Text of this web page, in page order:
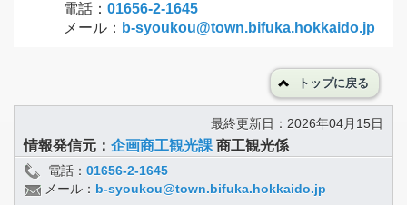
電話： 01656-2-1645
メール： b-syoukou@town.bifuka.hokkaido.jp
トップに戻る
最終更新日：2026年04月15日
情報発信元： 企画商工観光課 商工観光係
電話： 01656-2-1645
メール： b-syoukou@town.bifuka.hokkaido.jp